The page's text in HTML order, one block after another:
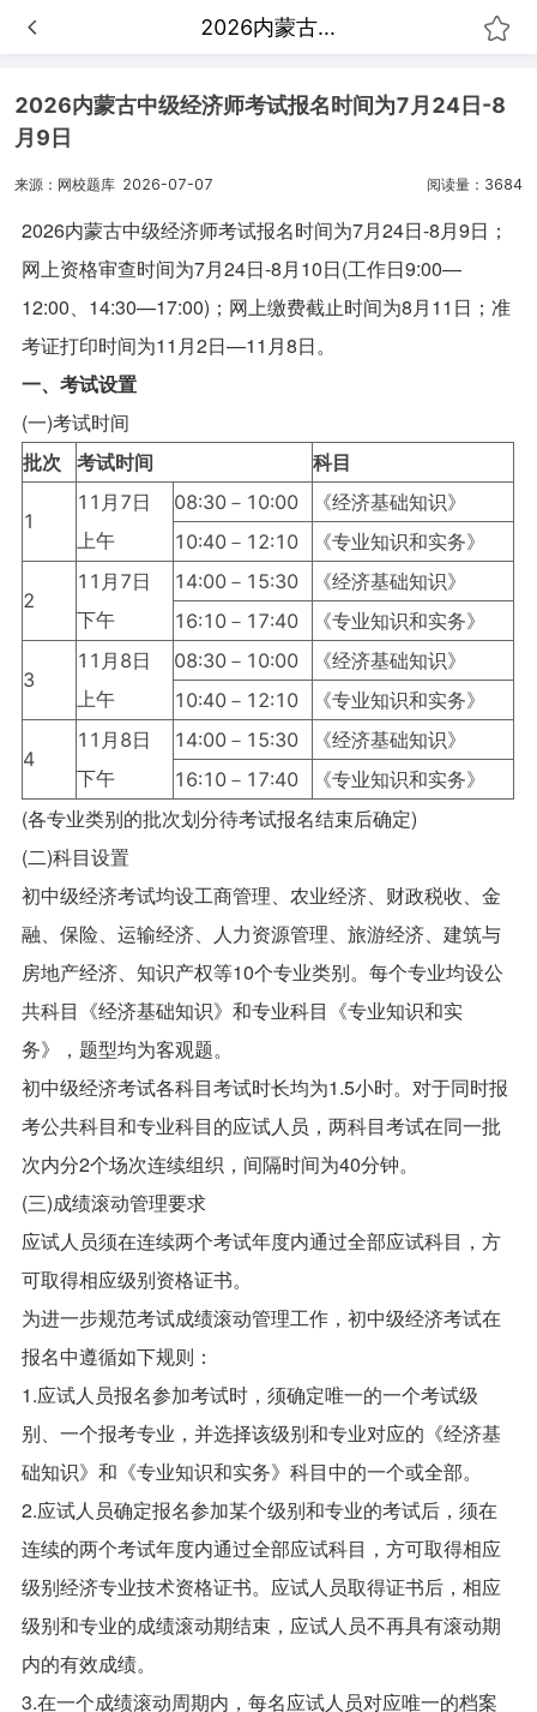
2026内蒙古...
2026内蒙古中级经济师考试报名时间为7月24日-8
月9日
来源：网校题库 2026-07-07 阅读量：3684
2026内蒙古中级经济师考试报名时间为7月24日-8月9日；
网上资格审查时间为7月24日-8月10日(工作日9:00—
12:00、14:30—17:00)；网上缴费截止时间为8月11日；准
考证打印时间为11月2日—11月8日。
一、考试设置
(一)考试时间
批次 考试时间 科目
1
11月7日
上午
08:30－10:00
《经济基础知识》
10:40－12:10
《专业知识和实务》
2
11月7日
下午
14:00－15:30
《经济基础知识》
16:10－17:40
《专业知识和实务》
3
11月8日
上午
08:30－10:00
《经济基础知识》
10:40－12:10
《专业知识和实务》
4
11月8日
下午
14:00－15:30
《经济基础知识》
16:10－17:40
《专业知识和实务》
(各专业类别的批次划分待考试报名结束后确定)
(二)科目设置
初中级经济考试均设工商管理、农业经济、财政税收、金
融、保险、运输经济、人力资源管理、旅游经济、建筑与
房地产经济、知识产权等10个专业类别。每个专业均设公
共科目《经济基础知识》和专业科目《专业知识和实
务》，题型均为客观题。
初中级经济考试各科目考试时长均为1.5小时。对于同时报
考公共科目和专业科目的应试人员，两科目考试在同一批
次内分2个场次连续组织，间隔时间为40分钟。
(三)成绩滚动管理要求
应试人员须在连续两个考试年度内通过全部应试科目，方
可取得相应级别资格证书。
为进一步规范考试成绩滚动管理工作，初中级经济考试在
报名中遵循如下规则：
1.应试人员报名参加考试时，须确定唯一的一个考试级
别、一个报考专业，并选择该级别和专业对应的《经济基
础知识》和《专业知识和实务》科目中的一个或全部。
2.应试人员确定报名参加某个级别和专业的考试后，须在
连续的两个考试年度内通过全部应试科目，方可取得相应
级别经济专业技术资格证书。应试人员取得证书后，相应
级别和专业的成绩滚动期结束，应试人员不再具有滚动期
内的有效成绩。
3.在一个成绩滚动周期内，每名应试人员对应唯一的档案